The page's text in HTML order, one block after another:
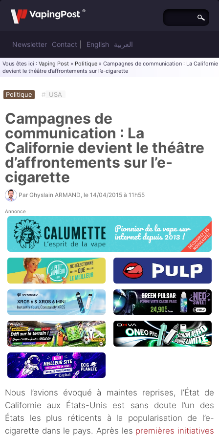
Newsletter Contact English العربية
Vous êtes ici : Vaping Post » Politique » Campagnes de communication : La Californie
devient le théâtre d’affrontements sur l’e-cigarette
Politique # USA
Campagnes de
communication : La
Californie devient le théâtre
d’affrontements sur l’e-
cigarette
Par Ghyslain ARMAND , le 14/04/2015 à 11h55
Annonce
Nous l’avions évoqué à maintes reprises, l’État de
Californie aux États-Unis est sans doute l’un des
États les plus réticents à la popularisation de l’e-
cigarette dans le pays. Après les premières initiatives